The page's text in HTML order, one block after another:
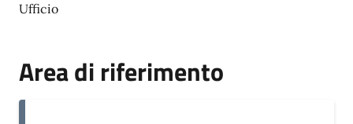
Ufficio
Area di riferimento